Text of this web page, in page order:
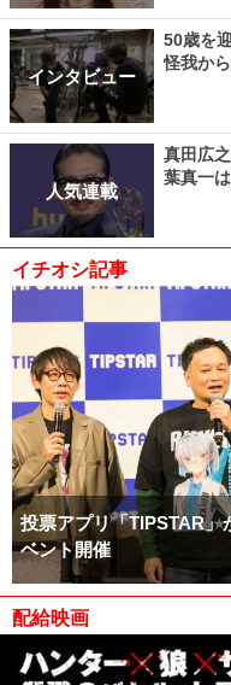
インタビュー
50歳を
怪我か
人気連載
真田広
葉真一
イチオシ記事
投票アプリ「TIPSTAR」
ベント開催
配給映画